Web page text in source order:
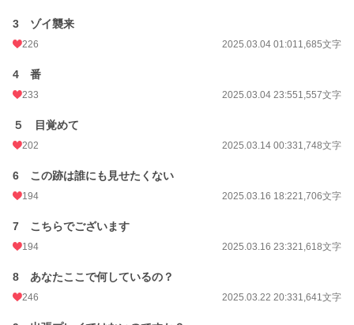
3 ゾイ襲来
226 2025.03.04 01:011,685文字
4 番
233 2025.03.04 23:551,557文字
５ 目覚めて
202 2025.03.14 00:331,748文字
6 この跡は誰にも見せたくない
194 2025.03.16 18:221,706文字
7 こちらでございます
194 2025.03.16 23:321,618文字
8 あなたここで何しているの？
246 2025.03.22 20:331,641文字